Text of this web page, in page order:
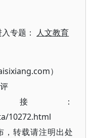
专题： 人文教育
）
：
10272.html
，转载请注明出处